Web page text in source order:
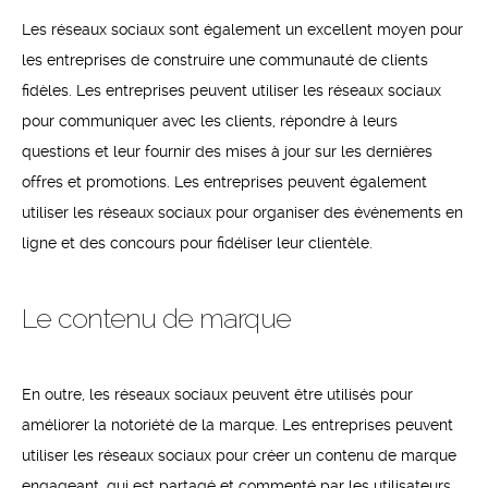
Les réseaux sociaux sont également un excellent moyen pour
les entreprises de construire une communauté de clients
fidèles. Les entreprises peuvent utiliser les réseaux sociaux
pour communiquer avec les clients, répondre à leurs
questions et leur fournir des mises à jour sur les dernières
offres et promotions. Les entreprises peuvent également
utiliser les réseaux sociaux pour organiser des événements en
ligne et des concours pour fidéliser leur clientèle.
Le contenu de marque
En outre, les réseaux sociaux peuvent être utilisés pour
améliorer la notoriété de la marque. Les entreprises peuvent
utiliser les réseaux sociaux pour créer un contenu de marque